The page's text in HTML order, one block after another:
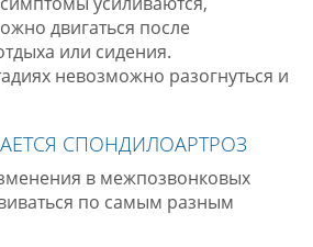
двигаться после
или сидения.
невозможно разогнуться и
СПОНДИЛОАРТРОЗ
в межпозвонковых
по самым разным